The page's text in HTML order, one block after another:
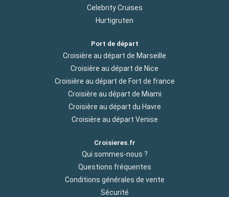
Celebrity Cruises
Hurtigruten
Port de départ
Croisière au départ de Marseille
Croisière au départ de Nice
Croisière au départ de Fort de france
Croisière au départ de Miami
Croisière au départ du Havre
Croisière au départ Venise
Croisieres.fr
Qui sommes-nous ?
Questions fréquentes
Conditions générales de vente
Sécurité